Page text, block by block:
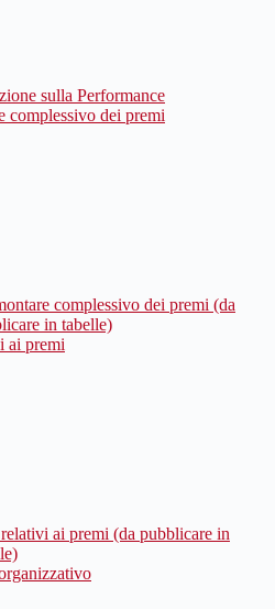
sulla Performance
complessivo dei premi
complessivo dei premi (da
in tabelle)
ai premi
ai premi (da pubblicare in